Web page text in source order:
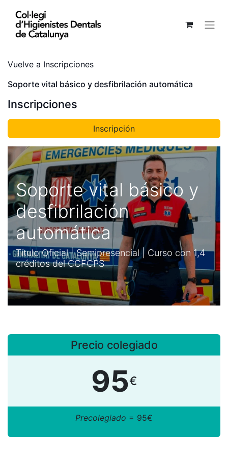
Vuelve a Inscripciones
Soporte vital básico y desfibrilación automática
Inscripciones
Inscripción​
Soporte vital básico y
desfibrilación
automática
Título Oficial | Semipresencial | Curso con 1,4
créditos del CCFCPS
Precio colegiado
95€
Precolegiado = 95€